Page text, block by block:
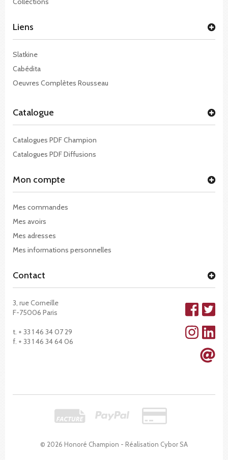
© 2026 Honoré Champion - Réalisation Cybor SA
Liens
Slatkine
Cabédita
Oeuvres Complètes Rousseau
Catalogue
Catalogues PDF Champion
Catalogues PDF Diffusions
Mon compte
Mes commandes
Mes avoirs
Mes adresses
Mes informations personnelles
Contact
3, rue Corneille
F-75006 Paris
t. + 33 1 46 34 07 29
f. + 33 1 46 34 64 06